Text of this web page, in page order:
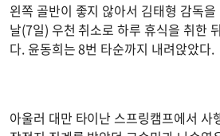
왼쪽 골반이 좋지 않아서 김태형 감독
날(7일) 우천 취소로 하루 휴식을 취한
다. 윤동희는 8번 타순까지 내려앉았다.
아울러 대만 타이난 스프링캠프에서 사